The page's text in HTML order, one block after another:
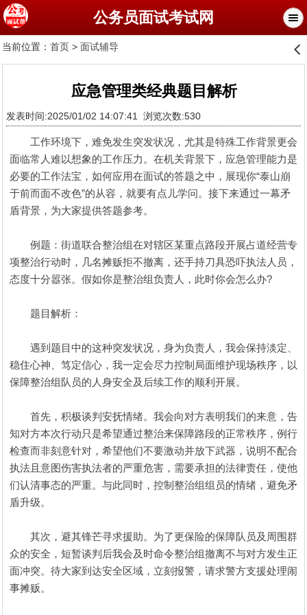
公务员面试考试网
当前位置： 首页> 面试辅导 󰊒
应急管理类经典题目解析
发表时间:2025/01/02 14:07:41 浏览次数:530
工作环境下，难免发生突发状况，尤其是特殊工作背景更会
面临常人难以想象的工作压力。在机关背景下，应急管理能力是
必要的工作法宝，如何应用在面试的答题之中，展现你“泰山崩
于前而面不改色”的从容，就要有点儿学问。接下来通过一幕矛
盾背景，为大家提供答题参考。
例题：街道联合整治组在对辖区某重点路段开展占道经营专
项整治行动时，几名摊贩拒不撤离，还手持刀具恐吓执法人员，
态度十分嚣张。假如你是整治组负责人，此时你会怎么办?
题目解析：
遇到题目中的这种突发状况，身为负责人，我会保持淡定、
稳住心神、笃定信心，我一定会尽力控制局面维护现场秩序，以
保障整治组队员的人身安全及后续工作的顺利开展。
首先，积极谈判安抚情绪。我会向对方表明我们的来意，告
知对方本次行动只是希望通过整治来保障路段的正常秩序，例行
检查而非刻意针对，希望他们不要激动并放下武器，说明不配合
执法且意图伤害执法者的严重危害，需要承担的法律责任，使他
们认清事态的严重。与此同时，控制整治组组员的情绪，避免矛
盾升级。
其次，避其锋芒寻求援助。为了更保险的保障队员及周围群
众的安全，短暂谈判后我会及时命令整治组撤离不与对方发生正
面冲突。待大家到达安全区域，立刻报警，请求警方支援处理闹
事摊贩。